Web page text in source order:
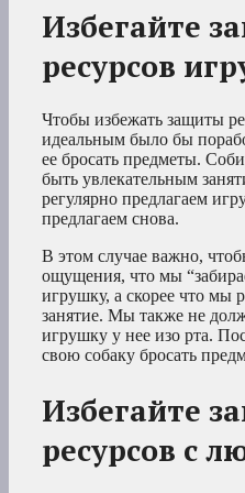
Избегайте
ресурсов
Чтобы избежать защиты
идеальным было бы
ее бросать предметы.
быть увлекательным
регулярно предлагаем
предлагаем снова.
В этом случае важно,
ощущения, что мы
игрушку, а скорее что мы
занятие. Мы также не
игрушку у нее изо рта.
свою собаку бросать
Избегайте
ресурсов с